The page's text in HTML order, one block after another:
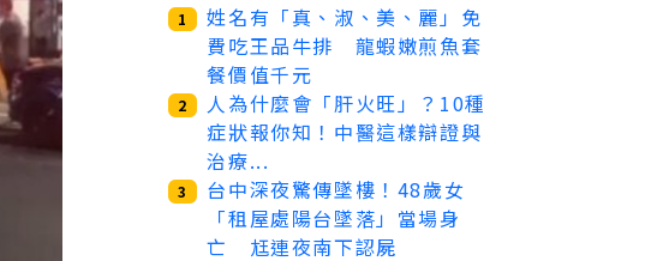
1
姓名有「真、淑、美、麗」免
費吃王品牛排 龍蝦嫩煎魚套
餐價值千元
2
人為什麼會「肝火旺」？10種
症狀報你知！中醫這樣辯證與
治療...
3
台中深夜驚傳墜樓！48歲女
「租屋處陽台墜落」當場身
亡 尪連夜南下認屍